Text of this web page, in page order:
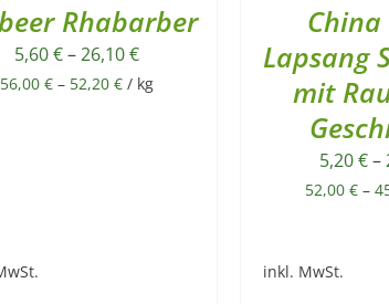
Rhabarber
5,60€–26,10€
56,00 €– 52,20 €/ kg
Lapsang
mit
5,20€–
52,00 €–
inkl. MwSt.